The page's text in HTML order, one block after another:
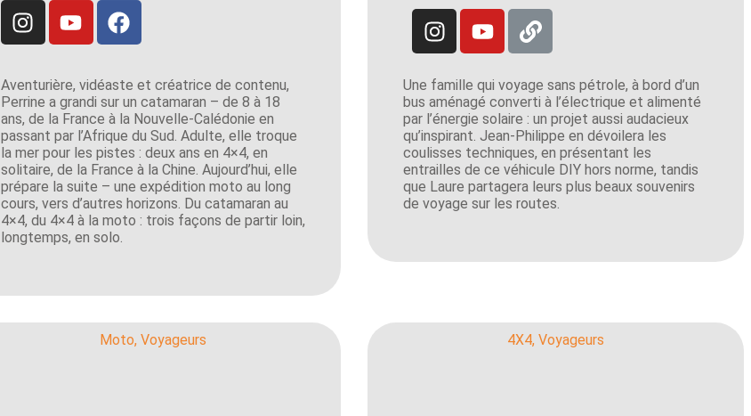
Aventurière, vidéaste et créatrice de contenu,
Perrine a grandi sur un catamaran – de 8 à 18
ans, de la France à la Nouvelle-Calédonie en
passant par l’Afrique du Sud. Adulte, elle troque
la mer pour les pistes : deux ans en 4×4, en
solitaire, de la France à la Chine. Aujourd’hui, elle
prépare la suite – une expédition moto au long
cours, vers d’autres horizons. Du catamaran au
4×4, du 4×4 à la moto : trois façons de partir loin,
longtemps, en solo.
Une famille qui voyage sans pétrole, à bord d’un
bus aménagé converti à l’électrique et alimenté
par l’énergie solaire : un projet aussi audacieux
qu’inspirant. Jean-Philippe en dévoilera les
coulisses techniques, en présentant les
entrailles de ce véhicule DIY hors norme, tandis
que Laure partagera leurs plus beaux souvenirs
de voyage sur les routes.
Moto, Voyageurs 4X4,Voyageurs